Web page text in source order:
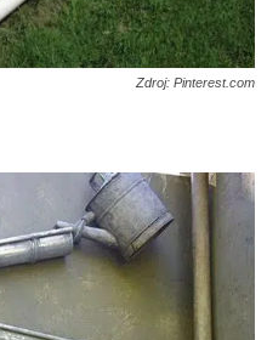
Zdroj: Pinterest.com